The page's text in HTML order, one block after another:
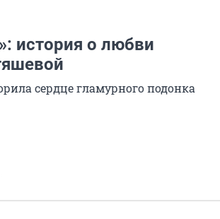
история о любви
сердце гламурного подонка